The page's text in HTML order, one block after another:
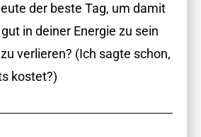
der beste Tag, um damit
in deiner Energie zu sein
verlieren? (Ich sagte schon,
kostet?)